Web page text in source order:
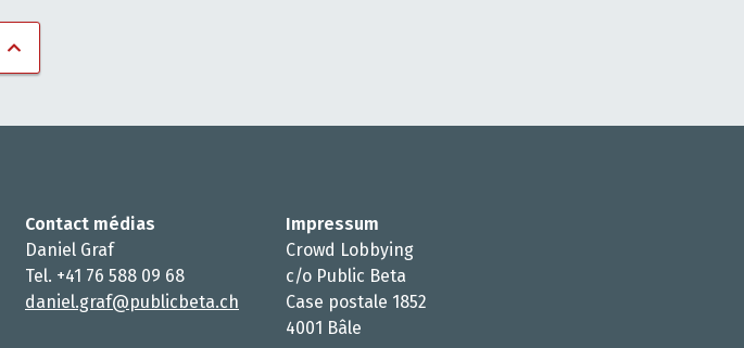
Contact médias
Daniel Graf
Tel. +41 76 588 09 68
daniel.graf@publicbeta.ch
Impressum
Crowd Lobbying
c/o Public Beta
Case postale 1852
4001 Bâle